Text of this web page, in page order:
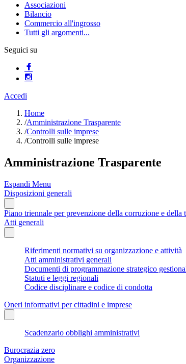
Associazioni
Bilancio
Commercio all'ingrosso
Tutti gli argomenti...
Seguici su
Accedi
Home
/Amministrazione Trasparente
/Controlli sulle imprese
/Controlli sulle imprese
Amministrazione Trasparente
Espandi Menu
Disposizioni generali
Piano triennale per prevenzione della corruzione e della
Atti generali
Riferimenti normativi su organizzazione e attività
Atti amministrativi generali
Documenti di programmazione strategico
Statuti e leggi regionali
Codice disciplinare e codice di condotta
Oneri informativi per cittadini e imprese
Scadenzario obblighi amministrativi
Burocrazia zero
Organizzazione